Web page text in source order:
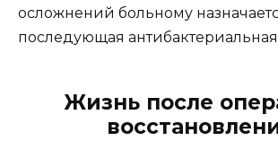
осложнений больному
последующая
Жизнь после